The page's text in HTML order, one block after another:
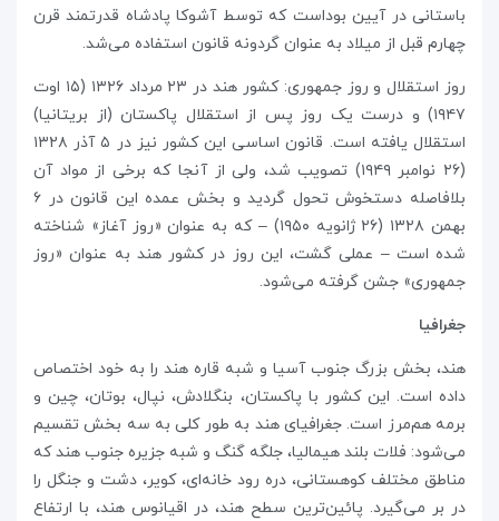
باستانی در آیین بوداست که توسط آشوکا پادشاه قدرتمند قرن
چهارم قبل از میلاد به عنوان گردونه قانون استفاده می‌شد.
روز استقلال و روز جمهوری: کشور هند در ۲۳ مرداد ۱۳۲۶ (۱۵ اوت
۱۹۴۷) و درست یک روز پس از استقلال پاکستان (از بریتانیا)
استقلال یافته‌ است. قانون اساسی این کشور نیز در ۵ آذر ۱۳۲۸
(۲۶ نوامبر ۱۹۴۹) تصویب شد، ولی از آنجا که برخی از مواد آن
بلافاصله دستخوش تحول گردید و بخش عمده این قانون در ۶
بهمن ۱۳۲۸ (۲۶ ژانویه ۱۹۵۰) – که به عنوان «روز آغاز» شناخته
شده‌ است – عملی گشت، این روز در کشور هند به عنوان «روز
جمهوری» جشن گرفته می‌شود.
جغرافیا
هند، بخش بزرگ جنوب آسیا و شبه قاره هند را به خود اختصاص
داده‌ است. این کشور با پاکستان، بنگلادش، نپال، بوتان، چین و
برمه هم‌مرز است. جغرافیای هند به طور کلی به سه بخش تقسیم
می‌شود: فلات بلند هیمالیا، جلگه گنگ و شبه جزیره جنوب هند که
مناطق مختلف کوهستانی، دره رود خانه‌ای، کویر، دشت و جنگل را
در بر می‌گیرد. پائین‌ترین سطح هند، در اقیانوس هند، با ارتفاع